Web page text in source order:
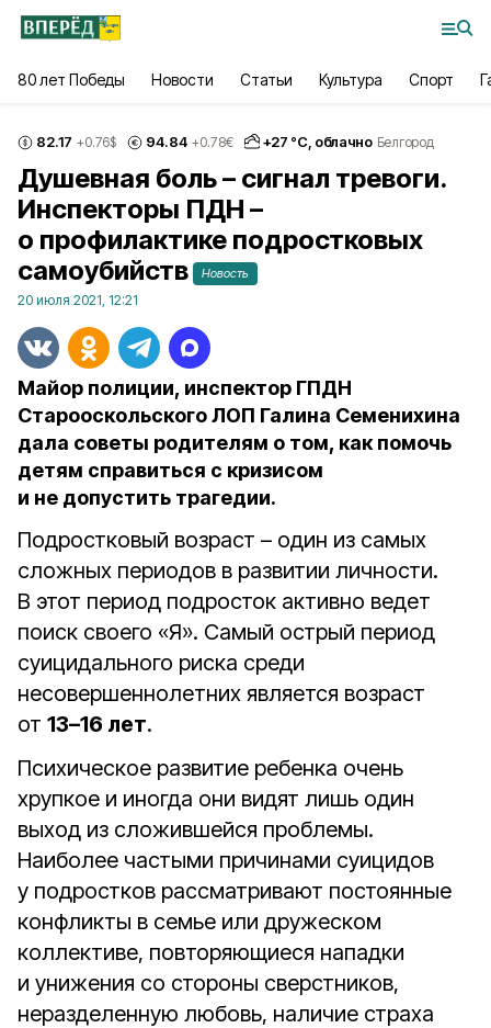
80 лет Победы Новости Статьи Культура Спорт
82.17 +0.76$ 94.84 +0.78€ +27 °С, облачно Белгород
Душевная боль – сигнал тревоги.
Инспекторы ПДН –
о профилактике подростковых
самоубийств
Новость
20 июля 2021, 12:21
Майор полиции, инспектор ГПДН
Старооскольского ЛОП Галина Семенихина
дала советы родителям о том, как помочь
детям справиться с кризисом
и не допустить трагедии.
Подростковый возраст – один из самых
сложных периодов в развитии личности.
В этот период подросток активно ведет
поиск своего «Я». Самый острый период
суицидального риска среди
несовершеннолетних является возраст
от 13–16 лет.
Психическое развитие ребенка очень
хрупкое и иногда они видят лишь один
выход из сложившейся проблемы.
Наиболее частыми причинами суицидов
у подростков рассматривают постоянные
конфликты в семье или дружеском
коллективе, повторяющиеся нападки
и унижения со стороны сверстников,
неразделенную любовь, наличие страха